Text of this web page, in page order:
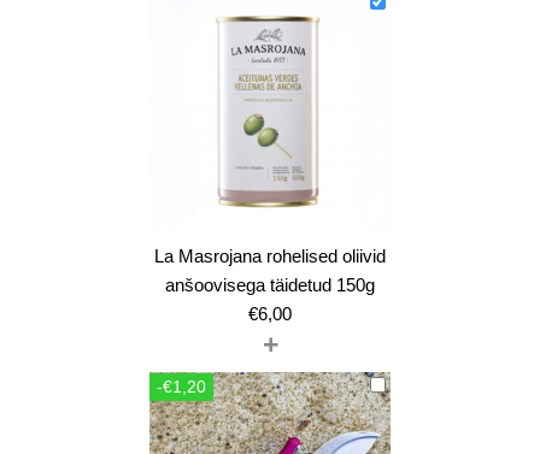
La Masrojana rohelised oliivid
anšoovisega täidetud 150g
€6,00
+
-€1,20